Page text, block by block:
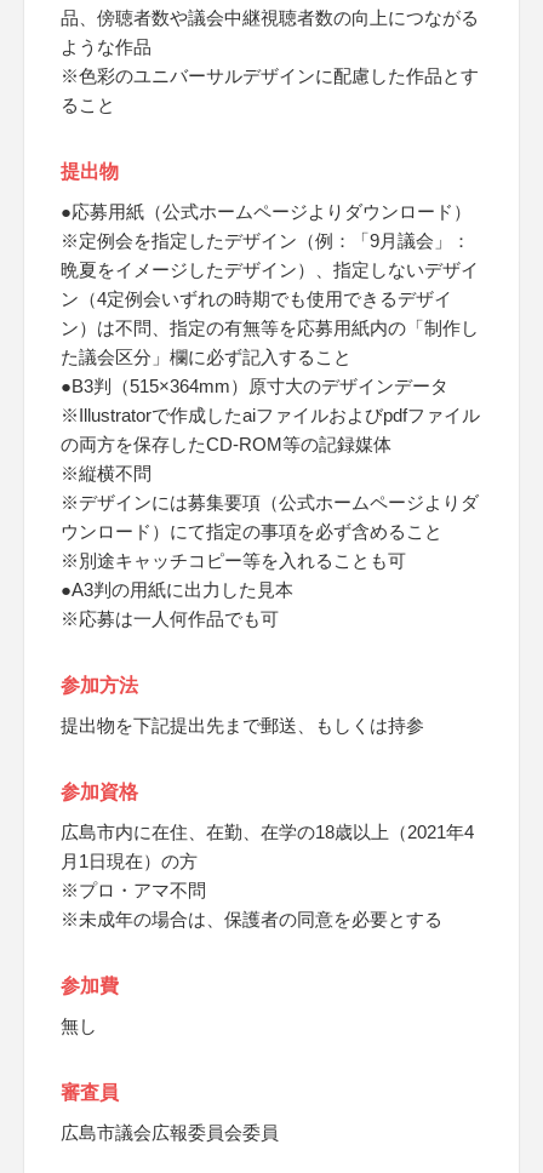
品、傍聴者数や議会中継視聴者数の向上につながる
ような作品
※色彩のユニバーサルデザインに配慮した作品とす
ること
提出物
●応募用紙（公式ホームページよりダウンロード）
※定例会を指定したデザイン（例：「9月議会」：
晩夏をイメージしたデザイン）、指定しないデザイ
ン（4定例会いずれの時期でも使用できるデザイ
ン）は不問、指定の有無等を応募用紙内の「制作し
た議会区分」欄に必ず記入すること
●B3判（515×364mm）原寸大のデザインデータ
※Illustratorで作成したaiファイルおよびpdfファイル
の両方を保存したCD-ROM等の記録媒体
※縦横不問
※デザインには募集要項（公式ホームページよりダ
ウンロード）にて指定の事項を必ず含めること
※別途キャッチコピー等を入れることも可
●A3判の用紙に出力した見本
※応募は一人何作品でも可
参加方法
提出物を下記提出先まで郵送、もしくは持参
参加資格
広島市内に在住、在勤、在学の18歳以上（2021年4
月1日現在）の方
※プロ・アマ不問
※未成年の場合は、保護者の同意を必要とする
参加費
無し
審査員
広島市議会広報委員会委員